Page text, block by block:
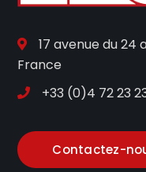
17 avenue du 24
France
+33 (0)4 72 23
Contactez-